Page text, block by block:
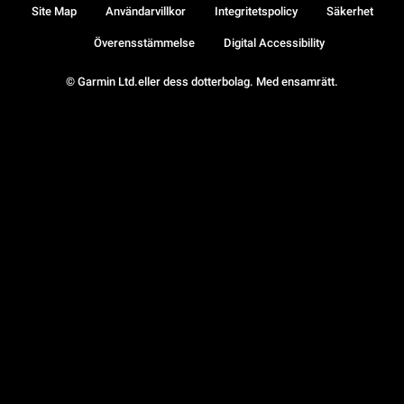
© Garmin Ltd.eller dess dotterbolag. Med ensamrätt.
Site Map Användarvillkor Integritetspolicy Säkerhet
Överensstämmelse Digital Accessibility